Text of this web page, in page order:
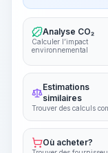
Analyse CO₂
Calculer l’impact
environnemental
Estimations
similaires
Trouver des calculs
Où acheter?